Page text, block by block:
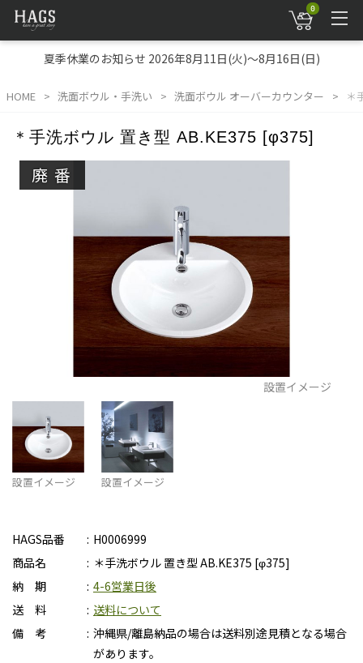
0
夏季休業のお知らせ 2026年8月11日(火)～8月16日(日)
HOME 洗面ボウル・手洗い 洗面ボウル オーバーカウンター ＊
＊手洗ボウル 置き型 AB.KE375 [φ375]
廃番
設置イメージ
設置イメージ 設置イメージ
HAGS品番
H0006999
商品名
＊手洗ボウル 置き型 AB.KE375 [φ375]
納 期
4-6営業日後
送 料
送料について
備 考
沖縄県/離島納品の場合は送料別途見積となる場合
があります。